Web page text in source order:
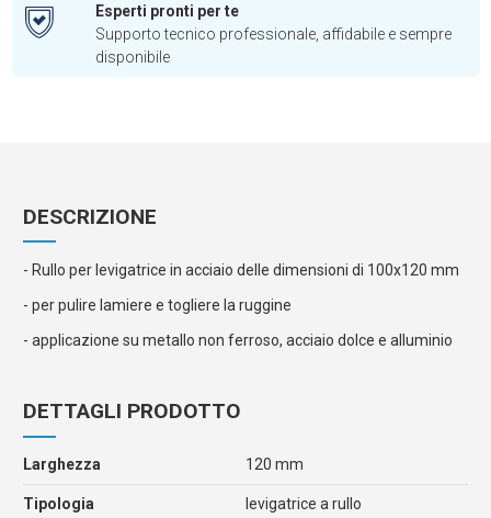
Esperti pronti per te
Supporto tecnico professionale, affidabile e sempre
disponibile
DESCRIZIONE
- Rullo per levigatrice in acciaio delle dimensioni di 100x120 mm
- per pulire lamiere e togliere la ruggine
- applicazione su metallo non ferroso, acciaio dolce e alluminio
DETTAGLI PRODOTTO
Larghezza 120 mm
Tipologia levigatrice a rullo